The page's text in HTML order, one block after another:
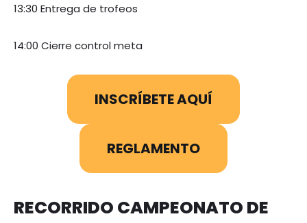
13:30 Entrega de trofeos
14:00 Cierre control meta
INSCRÍBETE AQUÍ
REGLAMENTO
RECORRIDO CAMPEONATO DE